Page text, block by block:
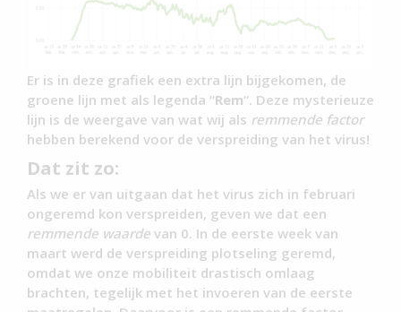
Er is in deze grafiek een extra lijn bijgekomen, de
groene lijn met als legenda “Rem“. Deze mysterieuze
lijn is de weergave van wat wij als remmende factor
hebben berekend voor de verspreiding van het virus!
Dat zit zo:
Als we er van uitgaan dat het virus zich in februari
ongeremd kon verspreiden, geven we dat een
remmende waarde van 0. In de eerste week van
maart werd de verspreiding plotseling geremd,
omdat we onze mobiliteit drastisch omlaag
brachten, tegelijk met het invoeren van de eerste